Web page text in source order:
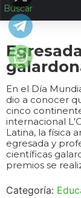
En el Día
dio a conocer
cinco
internacional
Latina, la física
egresada y
científicas
premios se
Categoría: